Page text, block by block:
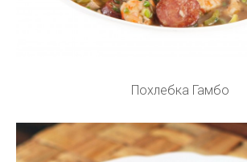
Похлебка Гамбо